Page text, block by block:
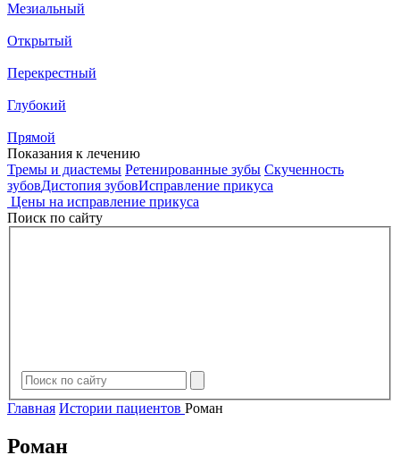
Мезиальный
Открытый
Перекрестный
Глубокий
Прямой
Показания к лечению
Тремы и диастемы Ретенированные зубы Скученность
зубовДистопия зубовИсправление прикуса
Цены на исправление прикуса
Поиск по сайту
Главная Истории пациентов Роман
Роман